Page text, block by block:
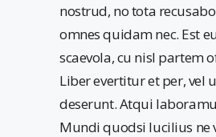
nostrud, no tota
omnes quidam nec. Est
scaevola, cu nisl partem
Liber evertitur et per, vel
deserunt. Atqui
Mundi quodsi lucilius ne